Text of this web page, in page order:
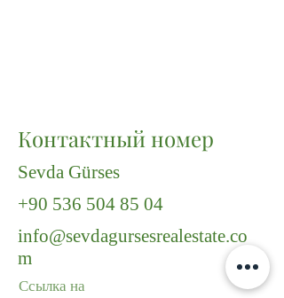
Контактный номер
Sevda Gürses
+90 536 504 85 04
info@sevdagursesrealestate.co
m
Ссылка на